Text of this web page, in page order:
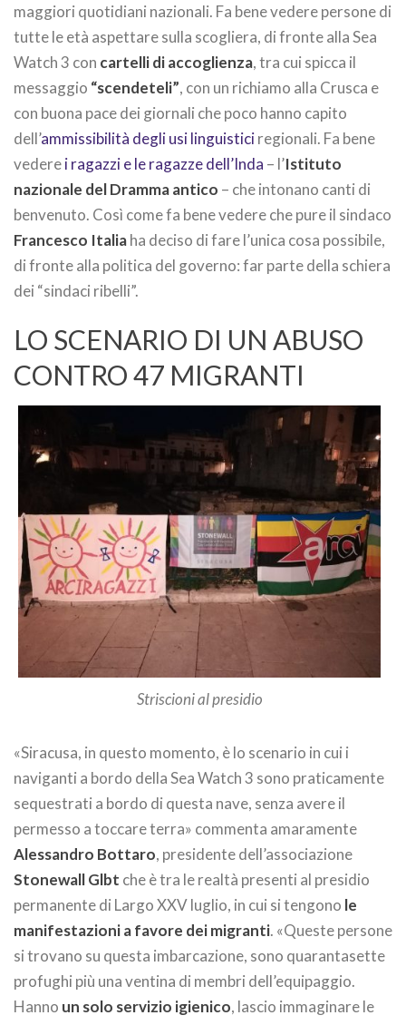
maggiori quotidiani nazionali. Fa bene vedere persone di
tutte le età aspettare sulla scogliera, di fronte alla Sea
Watch 3 con cartelli di accoglienza, tra cui spicca il
messaggio “scendeteli”, con un richiamo alla Crusca e
con buona pace dei giornali che poco hanno capito
dell’ammissibilità degli usi linguisticiregionali. Fa bene
vederei ragazzi e le ragazze dell’Inda – l’Istituto
nazionale del Dramma antico – che intonano canti di
benvenuto. Così come fa bene vedere che pure il sindaco
Francesco Italiaha deciso di fare l’unica cosa possibile,
di fronte alla politica del governo: far parte della schiera
dei “sindaci ribelli”.
LO SCENARIO DI UN ABUSO
CONTRO 47 MIGRANTI
Striscioni al presidio
«Siracusa, in questo momento, è lo scenario in cui i
naviganti a bordo della Sea Watch 3 sono praticamente
sequestrati a bordo di questa nave, senza avere il
permesso a toccare terra» commenta amaramente
Alessandro Bottaro, presidente dell’associazione
Stonewall Glbt che è tra le realtà presenti al presidio
permanente di Largo XXV luglio, in cui si tengono le
manifestazioni a favore dei migranti. «Queste persone
si trovano su questa imbarcazione, sono quarantasette
profughi più una ventina di membri dell’equipaggio.
Hanno un solo servizio igienico, lascio immaginare le